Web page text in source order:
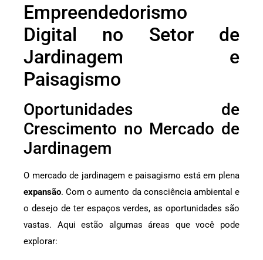
Empreendedorismo
Digital no Setor de
Jardinagem e
Paisagismo
Oportunidades de
Crescimento no Mercado de
Jardinagem
O mercado de jardinagem e paisagismo está em plena
expansão. Com o aumento da consciência ambiental e
o desejo de ter espaços verdes, as oportunidades são
vastas. Aqui estão algumas áreas que você pode
explorar: